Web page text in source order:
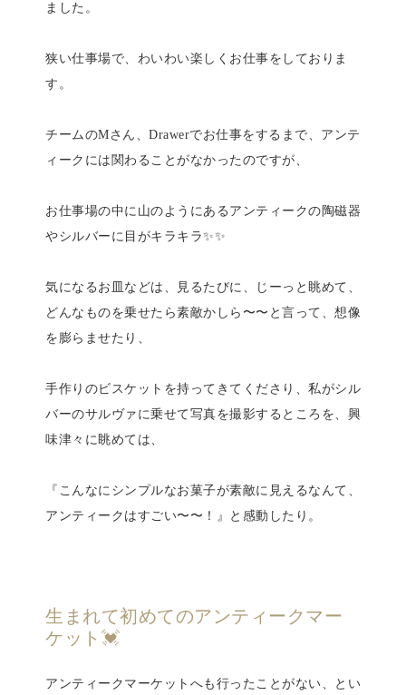
ました。
狭い仕事場で、わいわい楽しくお仕事をしておりま
す。
チームのMさん、Drawerでお仕事をするまで、アンテ
ィークには関わることがなかったのですが、
お仕事場の中に山のようにあるアンティークの陶磁器
やシルバーに目がキラキラ✨✨
気になるお皿などは、見るたびに、じーっと眺めて、
どんなものを乗せたら素敵かしら〜〜と言って、想像
を膨らませたり、
手作りのビスケットを持ってきてくださり、私がシル
バーのサルヴァに乗せて写真を撮影するところを、興
味津々に眺めては、
『こんなにシンプルなお菓子が素敵に見えるなんて、
アンティークはすごい〜〜！』と感動したり。
生まれて初めてのアンティークマー
ケット💓
アンティークマーケットへも行ったことがない、とい